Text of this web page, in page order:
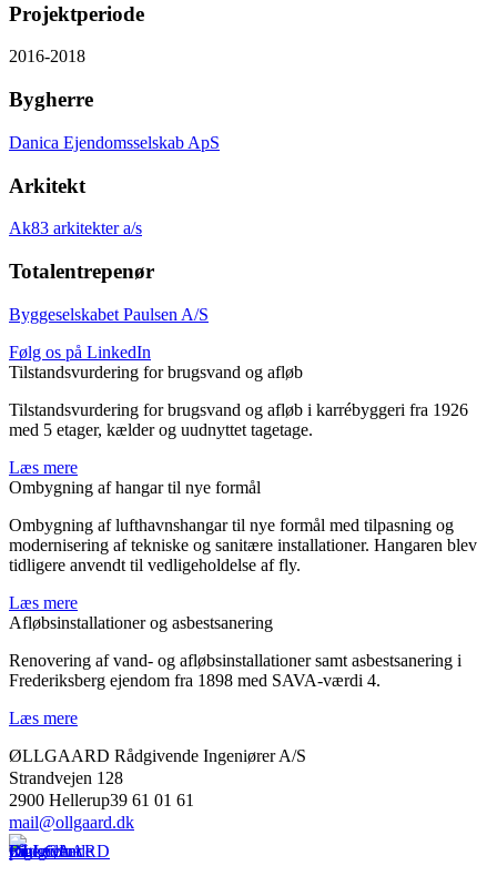
Projektperiode
2016-2018
Bygherre
Danica Ejendomsselskab ApS
Arkitekt
Ak83 arkitekter a/s
Totalentrepenør
Byggeselskabet Paulsen A/S
Følg os på LinkedIn
Tilstandsvurdering for brugsvand og afløb
Tilstandsvurdering for brugsvand og afløb i karrébyggeri fra 1926
med 5 etager, kælder og uudnyttet tagetage.
Læs mere
Ombygning af hangar til nye formål
Ombygning af lufthavnshangar til nye formål med tilpasning og
modernisering af tekniske og sanitære installationer. Hangaren blev
tidligere anvendt til vedligeholdelse af fly.
Læs mere
Afløbsinstallationer og asbestsanering
Renovering af vand- og afløbsinstallationer samt asbestsanering i
Frederiksberg ejendom fra 1898 med SAVA-værdi 4.
Læs mere
ØLLGAARD Rådgivende Ingeniører A/S
Strandvejen 128
2900 Hellerup39 61 01 61
mail@ollgaard.dk